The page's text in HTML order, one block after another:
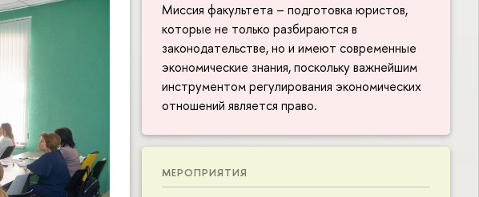
Миссия факультета – подготовка юристов,
которые не только разбираются в
законодательстве, но и имеют современные
экономические знания, поскольку важнейшим
инструментом регулирования экономических
отношений является право.
МЕРОПРИЯТИЯ